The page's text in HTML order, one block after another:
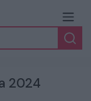
2024